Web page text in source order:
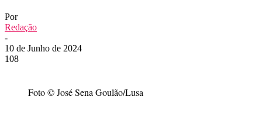
Por
Redação
-
10 de Junho de 2024
108
Foto © José Sena Goulão/Lusa